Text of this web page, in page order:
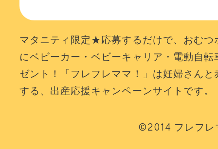
マタニティ限定★応募するだけで、おむつ
にベビーカー・ベビーキャリア・電動自
ゼント！「フレフレママ！」は妊婦さん
する、出産応援キャンペーンサイトです。
©2014 フレフレ